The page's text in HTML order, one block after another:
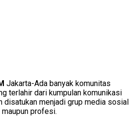
Jakarta-Ada banyak komunitas
terlahir dari kumpulan komunikasi
disatukan menjadi grup media sosial
profesi.